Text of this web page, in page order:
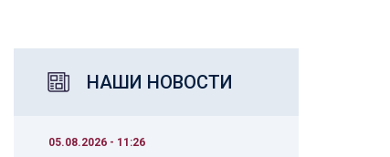
НАШИ НОВОСТИ
05.08.2026 - 11:26